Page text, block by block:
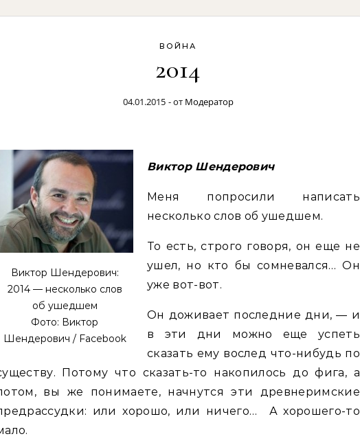
ВОЙНА
2014
04.01.2015 - от Модератор
Виктор Шендерович:
2014 — несколько слов
об ушедшем
Фото: Виктор
Шендерович / Facebook
Виктор Шендерович
Меня попросили написать
несколько слов об ушедшем.
То есть, строго говоря, он еще не
ушел, но кто бы сомневался… Он
уже вот-вот.
Он доживает последние дни, — и
в эти дни можно еще успеть
сказать ему вослед что-нибудь по
Потому что сказать-то накопилось до фига, а
вы же понимаете, начнутся эти древнеримские
или хорошо, или ничего… А хорошего-то